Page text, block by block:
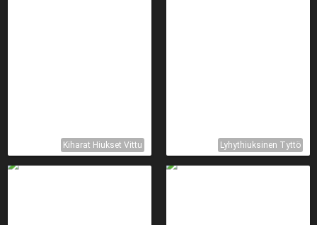
Kiharat Hiukset Vittu Lyhythiuksinen Tyttö